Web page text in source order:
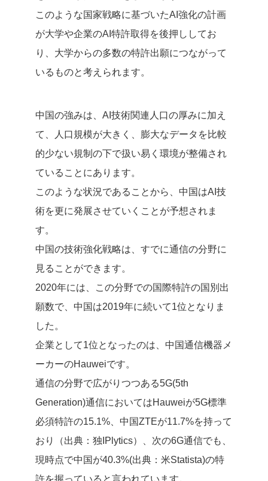
このような国家戦略に基づいたAI強化の計画
が大学や企業のAI特許取得を後押ししてお
り、大学からの多数の特許出願につながって
いるものと考えられます。
中国の強みは、AI技術関連人口の厚みに加え
て、人口規模が大きく、膨大なデータを比較
的少ない規制の下で扱い易く環境が整備され
ていることにあります。
このような状況であることから、中国はAI技
術を更に発展させていくことが予想されま
す。
中国の技術強化戦略は、すでに通信の分野に
見ることができます。
2020年には、この分野での国際特許の国別出
願数で、中国は2019年に続いて1位となりま
した。
企業として1位となったのは、中国通信機器メ
ーカーのHauweiです。
通信の分野で広がりつつある5G(5th
Generation)通信においてはHauweiが5G標準
必須特許の15.1%、中国ZTEが11.7%を持って
おり（出典：独IPlytics）、次の6G通信でも、
現時点で中国が40.3%(出典：米Statista)の特
許を握っていると言われています。